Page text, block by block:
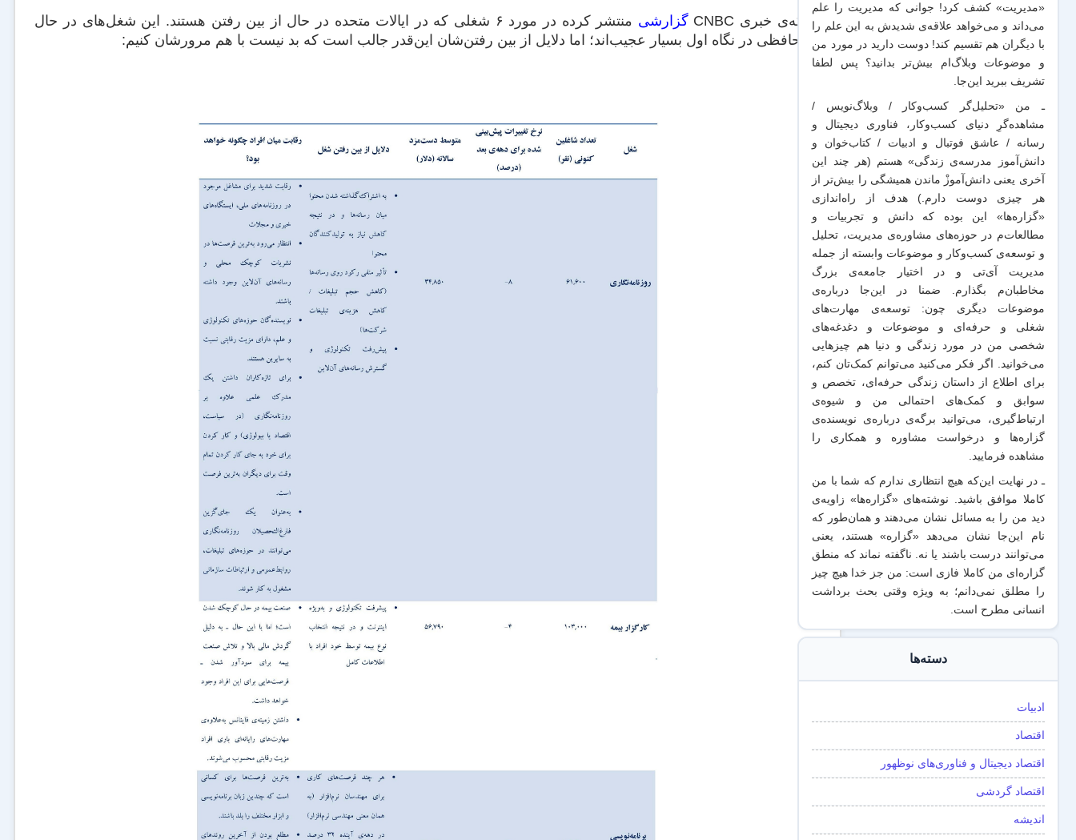
شبکه‌ی خبری CNBC گزارشی
منتشر کرده در مورد ۶ شغلی که در ایالات متحده در حال از بین رفتن هستند. این شغل‌های در حال
خداحافظی در نگاه اول بسیار عجیب‌اند؛ اما دلایل‌ از بین رفتن‌شان این‌قدر جالب است که بد نیست با هم مرورشان کنیم:
«مدیریت» کشف کرد! جوانی که مدیریت را علم
می‌داند و می‌خواهد علاقه‌ی شدیدش به این علم را
بادیگران همتقسیم کند! دوست دارید در مورد من
و موضوعات وبلاگ‌ام بیش‌تر بدانید؟ پس لطفا
تشریف ببرید این‌جا.
ـ من «تحلیل‌گر کسب‌وکار / وبلاگ‌نویس /
مشاهده‌گرِ دنیای کسب‌وکار، فناوری دیجیتال و
رسانه / عاشق فوتبال و ادبیات / کتاب‌خوان و
دانش‌آموز مدرسه‌ی زندگی» هستم (هر چند این
آخری یعنی دانش‌آموزْ ماندن همیشگی را بیش‌تر از
هر چیزی دوست دارم.) هدف از راه‌اندازی
«گزاره‌ها» این بوده که دانش و تجربیات‌ و
مطالعات‌م در حوزه‌های مشاوره‌ی مدیریت، تحلیل
و توسعه‌ی کسب‌وکار و موضوعات وابسته از جمله
مدیریت آی‌تی و در اختیار جامعه‌ی بزرگ
مخاطبان‌م بگذارم. ضمنا در این‌جا درباره‌ی
موضوعات دیگری چون: توسعه‌ی مهارت‌های
شغلی و حرفه‌ای و موضوعات و دغدغه‌های
شخصی من در مورد زندگی و دنیا هم چیزهایی
می‌خوانید. اگر فکر می‌کنید می‌توانم کمک‌تان کنم،
برای اطلاع از داستان زندگی حرفه‌ای، تخصص و
سوابق و کمک‌های احتمالی من و شیو‌ه‌ی
ارتباط‌گیری، می‌توانید برگه‌یدرباره‌ی نویسنده‌ی
گزاره‌ها و درخواست مشاوره و همکاری را
مشاهده فرمایید.
ـ در نهایت این‌که هیچ انتظاری ندارم که شما با من
کاملا موافق باشید. نوشته‌های «گزاره‌ها» زاویه‌ی
دید من را به مسائل نشان می‌دهند و همان‌طور که
نام این‌جا نشان می‌دهد «گزاره‌» هستند، یعنی
می‌توانند درست باشند یا نه. ناگفته نماند که منطق
گزاره‌ای من کاملا فازی است: من جز خدا هیچ چیز
را مطلق نمی‌دانم؛ به ویژه وقتی بحث برداشت
انسانی مطرح است.
دسته‌ها
ادبیات
اقتصاد
اقتصاد دیجیتال و فناوری‌های نوظهور
اقتصاد گردشی
اندیشه